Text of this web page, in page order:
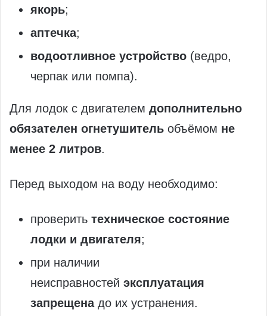
якорь;
аптечка;
водоотливное устройство (ведро,
черпак или помпа).
Для лодок с двигателем дополнительно
обязателен огнетушитель объёмом не
менее 2 литров.
Перед выходом на воду необходимо:
проверить техническое состояние
лодки и двигателя;
при наличии
неисправностей эксплуатация
запрещенадо их устранения.